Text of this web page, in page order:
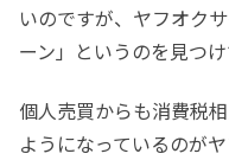
いのですが、ヤフオク
ーン」というのを見つけ
個人売買からも消費税
ようになっているのが